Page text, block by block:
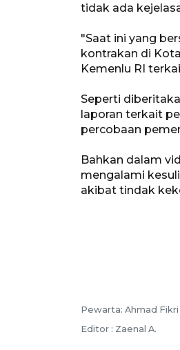
tidak ada
"Saat ini yang
kontrakan di
Kemenlu RI
Seperti
laporan terkait
percobaan
Bahkan dalam
mengalami
akibat tindak
Pewarta: Ahmad Fikri
Editor : Zaenal A.